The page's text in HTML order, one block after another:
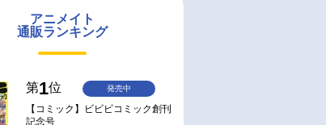
アニメイト
通販ランキング
第1位
【コミック】ビビビコミック創刊
記念号
発売中